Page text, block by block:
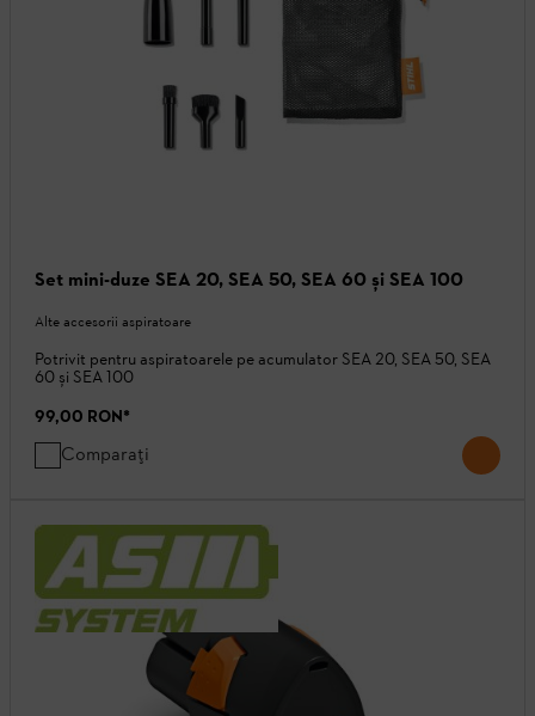
Set mini-duze SEA 20, SEA 50, SEA 60 și SEA 100
Alte accesorii aspiratoare
Potrivit pentru aspiratoarele pe acumulator SEA 20, SEA 50, SEA
60 și SEA 100
99,00 RON*
Comparați